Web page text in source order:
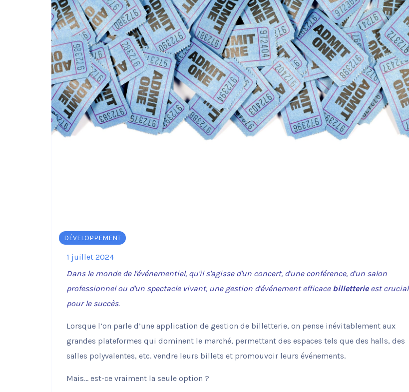
DÉVELOPPEMENT
1 juillet 2024
Dans le monde de l'événementiel, qu'il s'agisse d'un concert, d'une conférence, d'un salon
professionnel ou d'un spectacle vivant, une gestion d'événement efficace billetterieest crucial
pour le succès.
Lorsque l’on parle d’une application de gestion de billetterie, on pense inévitablement aux
grandes plateformes qui dominent le marché, permettant des espaces tels que des halls, des
salles polyvalentes, etc. vendre leurs billets et promouvoir leurs événements.
Mais… est-ce vraiment la seule option ?
Nécessaire
Ces cookies ne
facultatifs. Ils
nécessaires au
fonctionnement